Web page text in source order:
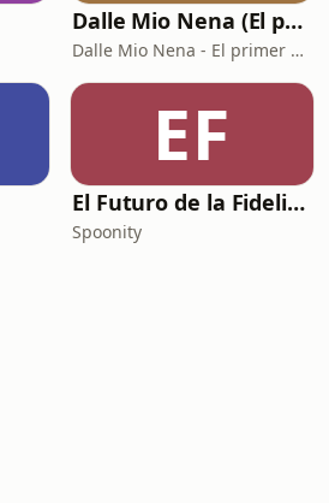
Dalle Mio Nena (El primer podcast rural de España)
Dalle Mio Nena - El primer podcast rural de España
EF
El Futuro de la Fidelización
Spoonity